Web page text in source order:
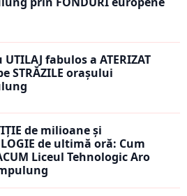
fabulos a ATERIZAT
STRĂZILE orașului
de milioane și
de ultimă oră: Cum
Liceul Tehnologic Aro